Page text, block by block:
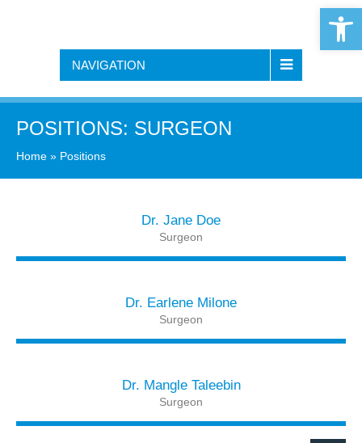
NAVIGATION
POSITIONS: SURGEON
Home » Positions
Dr. Jane Doe
Surgeon
Dr. Earlene Milone
Surgeon
Dr. Mangle Taleebin
Surgeon